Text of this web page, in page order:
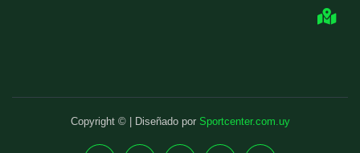
Copyright © | Diseñado por Sportcenter.com.uy